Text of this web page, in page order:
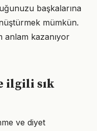
başkalarına
mümkün.
anlam kazanıyor
ilgili sık
ve diyet